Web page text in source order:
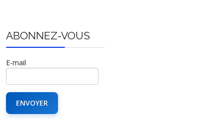
ABONNEZ-VOUS
E-mail